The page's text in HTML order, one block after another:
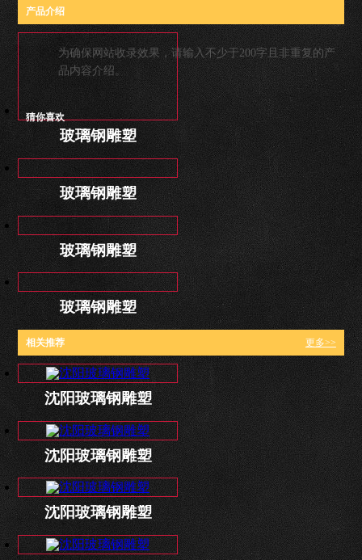
产品介绍
为确保网站收录效果，请输入不少于200字且非重复的产
品内容介绍。
猜你喜欢
玻璃钢雕塑
玻璃钢雕塑
玻璃钢雕塑
玻璃钢雕塑
相关推荐 更多>>
沈阳玻璃钢雕塑
沈阳玻璃钢雕塑
沈阳玻璃钢雕塑